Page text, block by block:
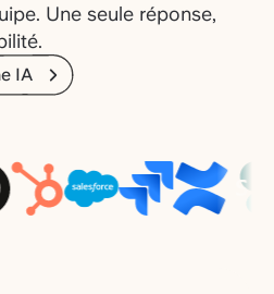
Une seule réponse,
IA